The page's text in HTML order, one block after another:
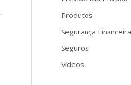
Produtos
Segurança Financeira
Seguros
Vídeos